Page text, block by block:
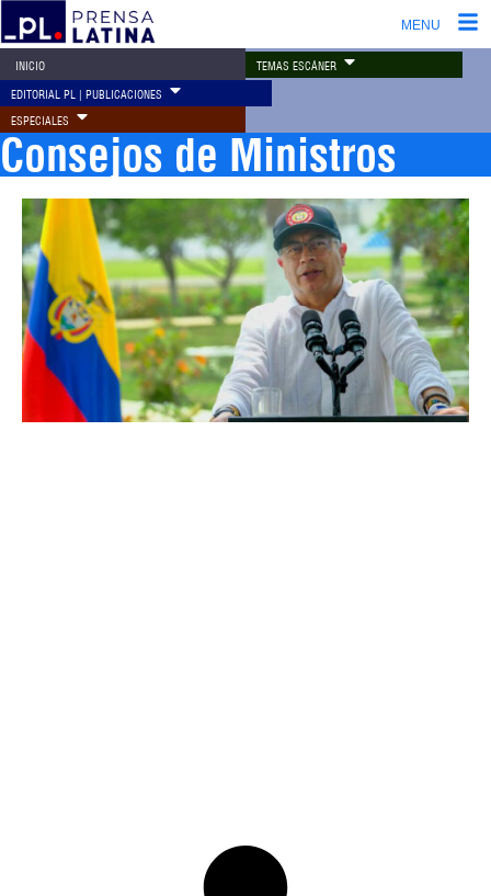
MENU
INICIO TEMAS ESCÁNER
EDITORIAL PL | PUBLICACIONES
ESPECIALES
Consejos de Ministros